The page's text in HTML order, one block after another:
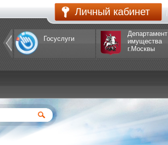
Личный кабинет
Госуслуги
Департамент
имущества
г.Москвы